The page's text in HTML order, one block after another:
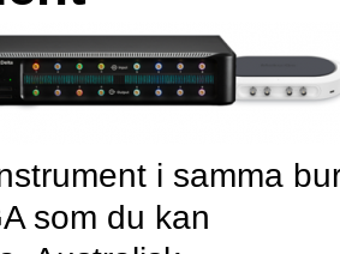
i samma
som du kan